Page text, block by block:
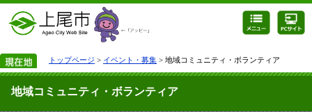
トップページ > イベント・募集 > 地域コミュニティ・ボランティア
地域コミュニティ・ボランティア